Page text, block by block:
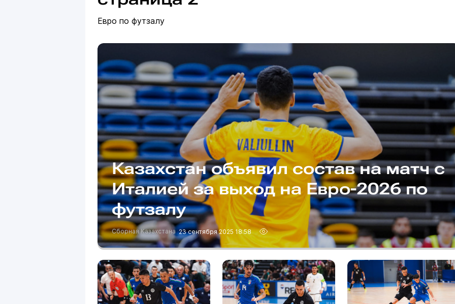
Евро по футзалу
Казахстан объявил состав на матч с
Италией за выход на Евро-2026 по
футзалу
Сборная Казахстана 23 сентября 2025 18:58